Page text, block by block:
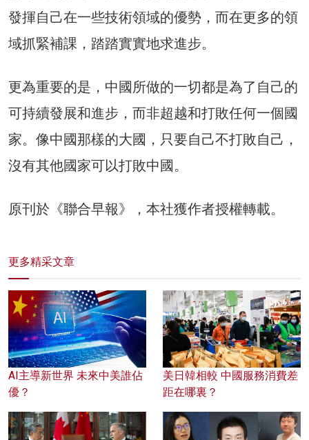
發揮自己在一些技術領域的優勢，而在更多的領
域抓緊補課，踏踏實實地求進步。
更為重要的是，中國所做的一切都是為了自己的
可持續發展和進步，而非超越和打敗任何一個國
家。像中國那樣的大國，只要自己不打敗自己，
沒有其他國家可以打敗中國。
原刊於《聯合早報》，本社獲作者授權轉載。
更多精采文章
AI主導新世界 未來中美誰佔
優？
美日韓相較 中國服務消費差
距在哪裏？